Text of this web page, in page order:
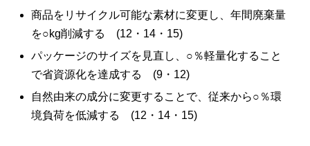
商品をリサイクル可能な素材に変更し、年間廃棄量
を○kg削減する (12・14・15)
パッケージのサイズを見直し、○％軽量化すること
で省資源化を達成する (9・12)
自然由来の成分に変更することで、従来から○％環
境負荷を低減する (12・14・15)